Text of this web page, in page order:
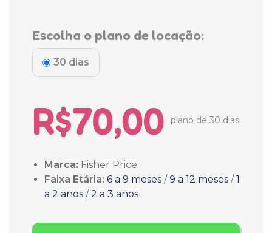
Escolha o plano de locação:
30 dias
R$70,00 plano de 30 dias
Marca: Fisher Price
Faixa Etária: 6 a 9 meses / 9 a 12 meses / 1
a 2 anos / 2 a 3 anos